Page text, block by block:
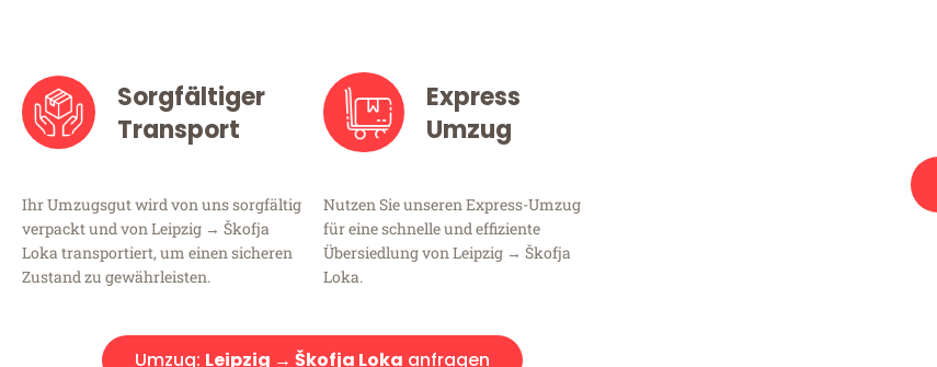
Sorgfältiger
Transport
Ihr Umzugsgut wird von uns sorgfältig
verpackt und von Leipzig → Škofja
Loka transportiert, um einen sicheren
Zustand zu gewährleisten.
Express
Umzug
Nutzen Sie unseren Express-Umzug
für eine schnelle und effiziente
Übersiedlung von Leipzig → Škofja
Loka.
Umzug: Leipzig → Škofja Loka anfragen